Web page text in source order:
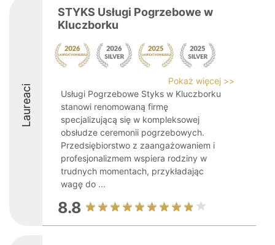
Laureaci
STYKS Usługi Pogrzebowe w
Kluczborku
Pokaż więcej >>
Usługi Pogrzebowe Styks w Kluczborku
stanowi renomowaną firmę
specjalizującą się w kompleksowej
obsłudze ceremonii pogrzebowych.
Przedsiębiorstwo z zaangażowaniem i
profesjonalizmem wspiera rodziny w
trudnych momentach, przykładając
wagę do ...
8.8